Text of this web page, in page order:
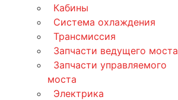
Кабины
Система охлаждения
Трансмиссия
Запчасти ведущего моста
Запчасти управляемого
моста
Электрика